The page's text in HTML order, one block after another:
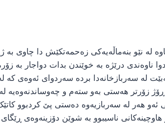
درێژە بە خوێندن بدات دواجار بە
لە سەربازخانەدا بردە سەردوای ئەوەی کە
زۆرتر هەستی بەو ستەم و چەوساندنەوەیە
ئەو هەر لە سەربازیەوە دەستی پێ کردبوو
ناسیبوو بە شوێن دۆزینەوەی ڕێگای